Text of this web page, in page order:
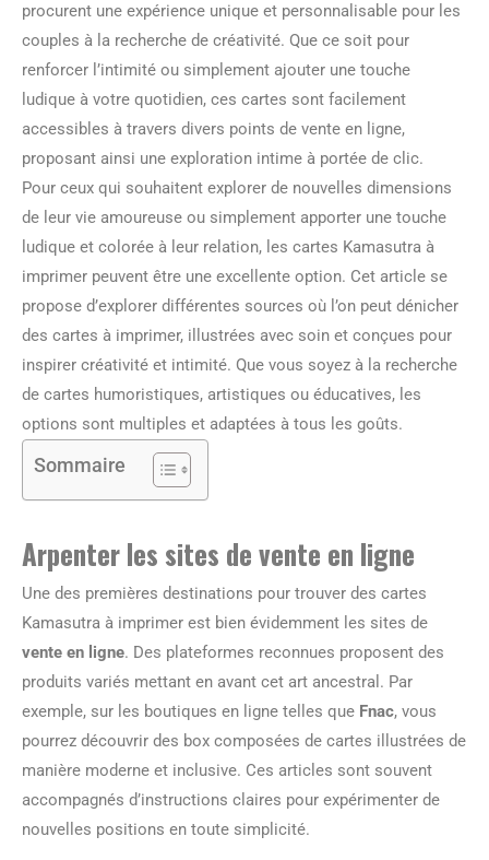
procurent une expérience unique et personnalisable pour les
couples à la recherche de créativité. Que ce soit pour
renforcer l’intimité ou simplement ajouter une touche
ludique à votre quotidien, ces cartes sont facilement
accessibles à travers divers points de vente en ligne,
proposant ainsi une exploration intime à portée de clic.
Pour ceux qui souhaitent explorer de nouvelles dimensions
de leur vie amoureuse ou simplement apporter une touche
ludique et colorée à leur relation, les cartes Kamasutra à
imprimer peuvent être une excellente option. Cet article se
propose d’explorer différentes sources où l’on peut dénicher
des cartes à imprimer, illustrées avec soin et conçues pour
inspirer créativité et intimité. Que vous soyez à la recherche
de cartes humoristiques, artistiques ou éducatives, les
options sont multiples et adaptées à tous les goûts.
Sommaire
Arpenter les sites de vente en ligne
Une des premières destinations pour trouver des cartes
Kamasutra à imprimer est bien évidemment les sites de
vente en ligne. Des plateformes reconnues proposent des
produits variés mettant en avant cet art ancestral. Par
exemple, sur les boutiques en ligne telles que Fnac, vous
pourrez découvrir des box composées de cartes illustrées de
manière moderne et inclusive. Ces articles sont souvent
accompagnés d’instructions claires pour expérimenter de
nouvelles positions en toute simplicité.